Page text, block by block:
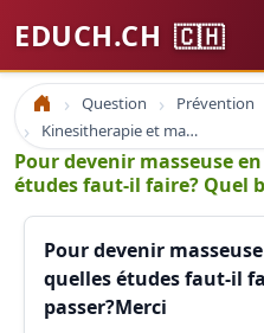
EDUCH.CH 🇨🇭
Accueil Question Prévention
Kinesitherapie et massage
Pour devenir masseuse
études faut-il faire? Quel
Pour devenir
quelles études faut-il
passer?Merci